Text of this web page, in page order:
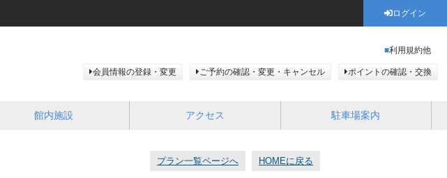
ログイン
利用規約他
会員情報の登録・変更 ご予約の確認・変更・キャンセル ポイントの確認・交換
館内施設 アクセス 駐車場案内
プラン一覧ページへ HOMEに戻る